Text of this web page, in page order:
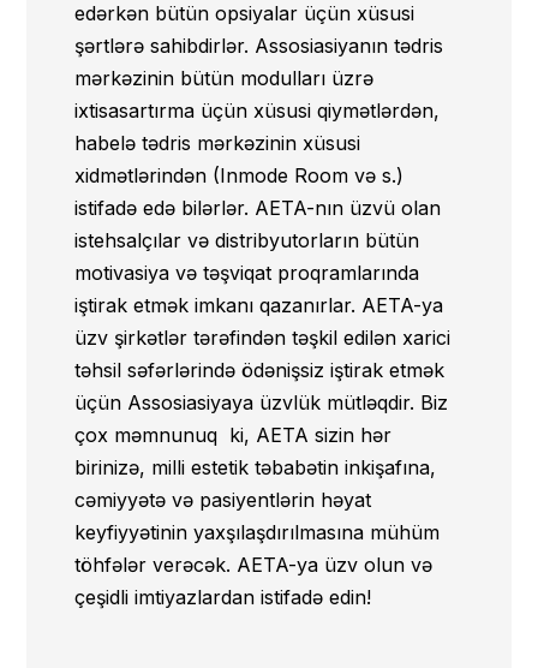
4.1. Assosiasiyasının fəaliyyəti haqqında
məxfi məlumatları açıqlamamaq;
4.2. üzvü olduğu Assosiasiyaya
bilərəkdən zərər vurmağa yönəlmiş
hərəkətlərə yol verməmək;
4.3. Assosiasiyasının Nizamnaməsi ilə
müəyyən edilmiş haqları vaxtında
ödəmək;
4.4. Azərbaycan Respublikası
qanunvericiliyinin tələblərinə, estetik
təbabət sahəsində fəaliyyət
standartlarına və qaydalarına, işgüzar
və peşə etikası qaydalarına riayət etmək,
Assosiasiyasının Nizamnaməsinə və
Əsasnaməsinə riayət etmək;
4.5. Assosiasiyanın nüfuzunun və
səmərəliliyinin artırılmasına, qarşılıqlı
edərkən bütün opsiyalar üçün xüsusi
şərtlərə sahibdirlər. Assosiasiyanın tədris
mərkəzinin bütün modulları üzrə
ixtisasartırma üçün xüsusi qiymətlərdən,
habelə tədris mərkəzinin xüsusi
xidmətlərindən (Inmode Room və s.)
istifadə edə bilərlər. AETA-nın üzvü olan
istehsalçılar və distribyutorların bütün
motivasiya və təşviqat proqramlarında
iştirak etmək imkanı qazanırlar. AETA-ya
üzv şirkətlər tərəfindən təşkil edilən xarici
təhsil səfərlərində ödənişsiz iştirak etmək
üçün Assosiasiyaya üzvlük mütləqdir. Biz
çox məmnunuq ki, AETA sizin hər
birinizə, milli estetik təbabətin inkişafına,
cəmiyyətə və pasiyentlərin həyat
keyfiyyətinin yaxşılaşdırılmasına mühüm
töhfələr verəcək. AETA-ya üzv olun və
çeşidli imtiyazlardan istifadə edin!